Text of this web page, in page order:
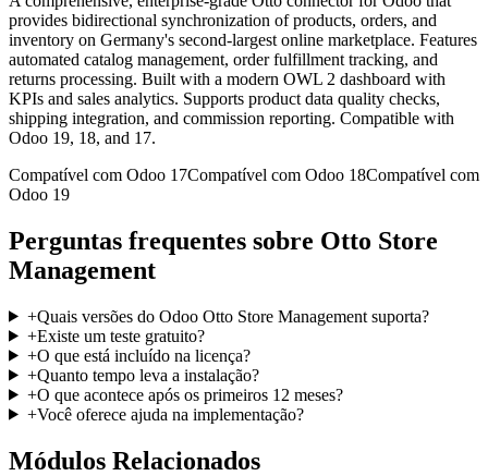
provides bidirectional synchronization of products, orders, and
inventory on Germany's second-largest online marketplace. Features
automated catalog management, order fulfillment tracking, and
returns processing. Built with a modern OWL 2 dashboard with
KPIs and sales analytics. Supports product data quality checks,
shipping integration, and commission reporting. Compatible with
Odoo 19, 18, and 17.
Compatível com Odoo 17Compatível com Odoo 18Compatível com
Odoo 19
Perguntas frequentes sobre Otto Store
Management
+Quais versões do Odoo Otto Store Management suporta?
+Existe um teste gratuito?
+O que está incluído na licença?
+Quanto tempo leva a instalação?
+O que acontece após os primeiros 12 meses?
+Você oferece ajuda na implementação?
Módulos Relacionados